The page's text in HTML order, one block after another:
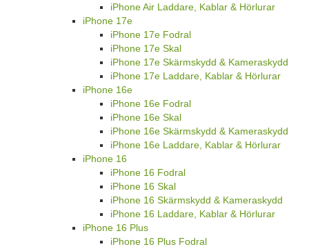
iPhone Air Laddare, Kablar & Hörlurar
iPhone 17e
iPhone 17e Fodral
iPhone 17e Skal
iPhone 17e Skärmskydd & Kameraskydd
iPhone 17e Laddare, Kablar & Hörlurar
iPhone 16e
iPhone 16e Fodral
iPhone 16e Skal
iPhone 16e Skärmskydd & Kameraskydd
iPhone 16e Laddare, Kablar & Hörlurar
iPhone 16
iPhone 16 Fodral
iPhone 16 Skal
iPhone 16 Skärmskydd & Kameraskydd
iPhone 16 Laddare, Kablar & Hörlurar
iPhone 16 Plus
iPhone 16 Plus Fodral